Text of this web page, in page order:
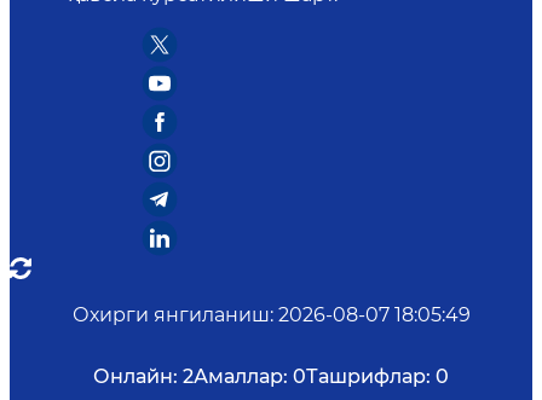
Охирги янгиланиш: 2026-08-07 18:05:49
Онлайн: 2Амаллар: 0Ташрифлар: 0